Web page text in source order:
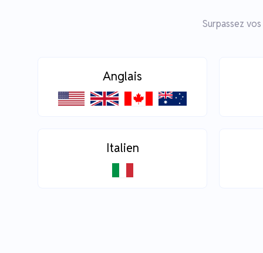
Surpassez
Anglais
Italien